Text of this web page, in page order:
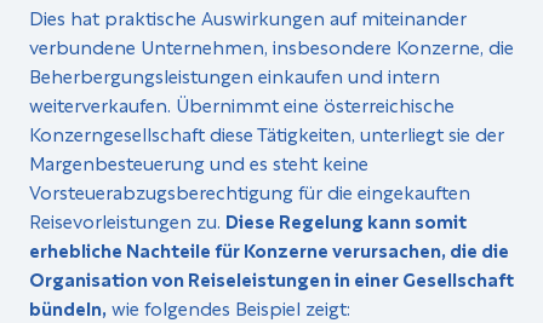
Dies hat praktische Auswirkungen auf miteinander
verbundene Unternehmen, insbesondere Konzerne, die
Beherbergungsleistungen einkaufen und intern
weiterverkaufen. Übernimmt eine österreichische
Konzerngesellschaft diese Tätigkeiten, unterliegt sie der
Margenbesteuerung und es steht keine
Vorsteuerabzugsberechtigung für die eingekauften
Reisevorleistungen zu. Diese Regelung kann somit
erhebliche Nachteile für Konzerne verursachen, die die
Organisation von Reiseleistungen in einer Gesellschaft
bündeln, wie folgendes Beispiel zeigt: